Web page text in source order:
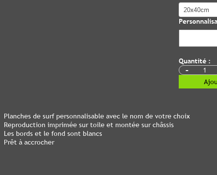
Quantité :
-
Planches de surf personnalisable avec le nom de votre choix
Reproduction imprimée sur toile et montée sur châssis
Les bords et le fond sont blancs
Prêt à accrocher